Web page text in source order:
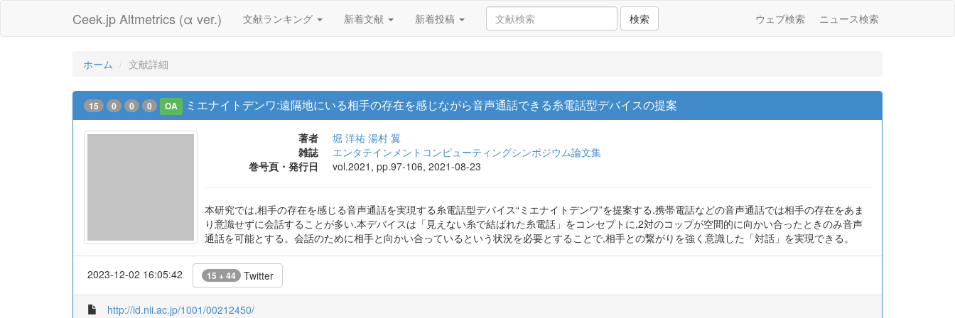
Ceek.jp Altmetrics (α ver.) 文献ランキング 新着文献 新着投稿 検索 ウェブ検索 ニュース検索
ホーム 文献詳細
15 0 0 0 OA ミエナイトデンワ:遠隔地にいる相手の存在を感じながら音声通話できる糸電話型デバイスの提案
著者 堀 洋祐 湯村 翼
雑誌
エンタテインメントコンピューティングシンポジウム論文集
巻号頁・発行日
vol.2021, pp.97-106, 2021-08-23
本研究では,相手の存在を感じる音声通話を実現する糸電話型デバイス“ミエナイトデンワ”を提案する.携帯電話などの音声通話では相手の存在をあま
り意識せずに会話することが多い.本デバイスは「見えない糸で結ばれた糸電話」をコンセプトに,2対のコップが空間的に向かい合ったときのみ音声
通話を可能とする。会話のために相手と向かい合っているという状況を必要とすることで,相手との繋がりを強く意識した「対話」を実現できる。
2023-12-02 16:05:42 15 + 44 Twitter
http://id.nii.ac.jp/1001/00212450/